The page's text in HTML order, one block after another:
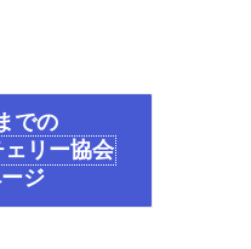
での
リー協会
ジ